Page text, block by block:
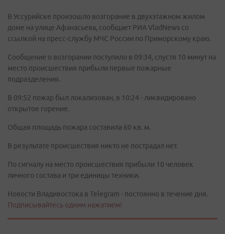
В Уссурийске произошло возгорание в двухэтажном жилом
доме на улице Афанасьева, сообщает РИА VladNews со
ссылкой на пресс-службу МЧС России по Приморскому краю.
Сообщение о возгорании поступило в 09:34, спустя 10 минут на
место происшествия прибыли первые пожарные
подразделения.
В 09:52 пожар был локализован, в 10:24 - ликвидировано
открытое горение.
Общая площадь пожара составила 60 кв. м.
В результате происшествия никто не пострадал нет.
По сигналу на место происшествия прибыли 10 человек
личного состава и три единицы техники.
Новости Владивостока в Telegram - постоянно в течение дня.
Подписывайтесь одним нажатием!